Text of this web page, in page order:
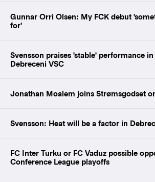
Gunnar Orri Olsen: My FCK debut
for'
Svensson praises 'stable' performance
Debreceni VSC
Jonathan Moalem joins Strømsgodset
Svensson: Heat will be a factor in
FC Inter Turku or FC Vaduz possible
Conference League playoffs